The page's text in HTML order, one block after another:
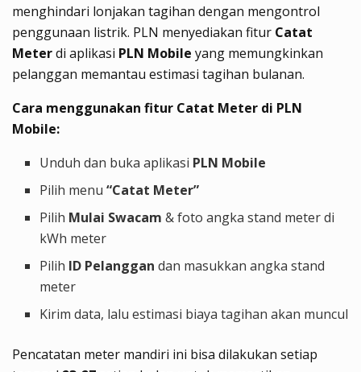
menghindari lonjakan tagihan dengan mengontrol
penggunaan listrik. PLN menyediakan fitur Catat
Meterdi aplikasi PLN Mobile yang memungkinkan
pelanggan memantau estimasi tagihan bulanan.
Cara menggunakan fitur Catat Meter di PLN
Mobile:
Unduh dan buka aplikasi PLN Mobile
Pilih menu“Catat Meter”
Pilih Mulai Swacam & foto angka stand meter di
kWh meter
Pilih ID Pelanggan dan masukkan angka stand
meter
Kirim data, lalu estimasi biaya tagihan akan muncul
Pencatatan meter mandiri ini bisa dilakukan setiap